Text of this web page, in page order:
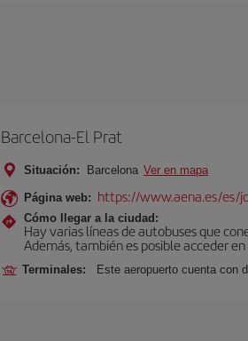
Barcelona-El Prat
Situación: Barcelona Ver en mapa
Página web: https://www.aena.es/es/
Cómo llegar a la ciudad:
Hay varias líneas de autobuses que
Además, también es posible acceder en
Terminales: Este aeropuerto cuenta con